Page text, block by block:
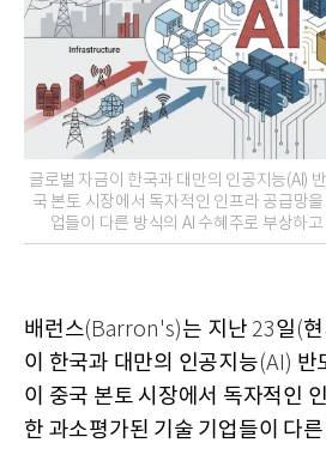
글로벌 자금이 한국과 대만의 인공지능(AI)
국 본토 시장에서 독자적인 인프라 공급망
업들이 다른 방식의 AI 수혜주로 부상하
배런스(Barron's)는 지난 23일 (
이 한국과 대만의 인공지능(AI) 반
이 중국 본토 시장에서 독자적인
한 과소평가된 기술 기업들이 다